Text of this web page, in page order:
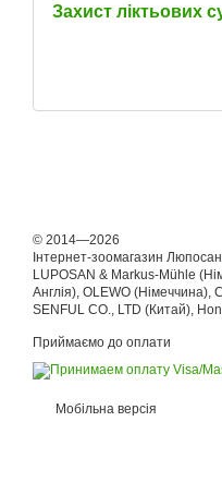
Захист ліктьових
© 2014—2026
Інтернет-зоомагазин
LUPOSAN & Markus-Mühle
Англія), OLEWO (Німеччина),
SENFUL CO., LTD (Китай),
Приймаємо до оплати
Мобільна версія